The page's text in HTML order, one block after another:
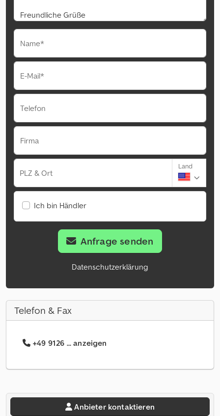
Name*
E-Mail*
Telefon
Firma
PLZ & Ort
Land
Ich bin Händler
Anfrage senden
Datenschutzerklärung
Telefon & Fax
+49 9126 ... anzeigen
Anbieter kontaktieren